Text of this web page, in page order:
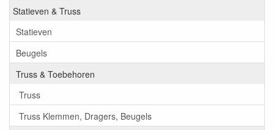
Statieven & Truss
Statieven
Beugels
Truss & Toebehoren
Truss
Truss Klemmen, Dragers, Beugels